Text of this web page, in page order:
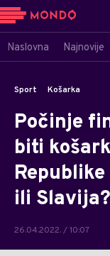
Naslovna Najnovije
Sport Košarka
Počinje
biti
ili
26.04.2022. / 10:07